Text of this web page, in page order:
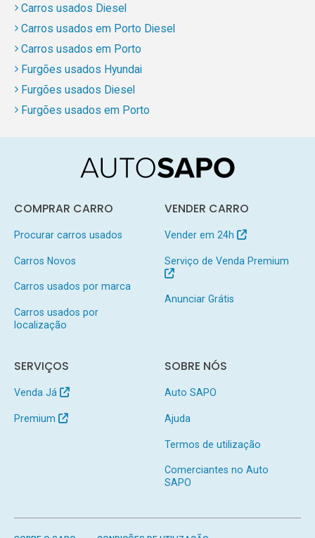
Carros usados Diesel
Carros usados em Porto Diesel
Carros usados em Porto
Furgões usados Hyundai
Furgões usados Diesel
Furgões usados em Porto
COMPRAR CARRO
Procurar carros usados
Carros Novos
Carros usados por marca
Carros usados por
localização
VENDER CARRO
Vender em 24h
Serviço de Venda Premium
Anunciar Grátis
SERVIÇOS
Venda Já
Premium
SOBRE NÓS
Auto SAPO
Ajuda
Termos de utilização
Comerciantes no Auto
SAPO